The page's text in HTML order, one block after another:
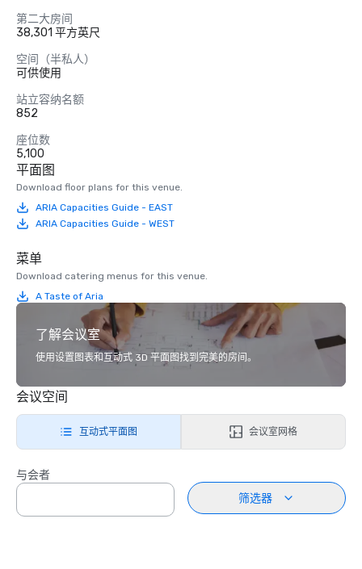
第二大房间
38,301 平方英尺
空间（半私人）
可供使用
站立容纳名额
852
座位数
5,100
平面图
Download floor plans for this venue.
ARIA Capacities Guide - EAST
ARIA Capacities Guide - WEST
菜单
Download catering menus for this venue.
A Taste of Aria
了解会议室
使用设置图表和互动式 3D 平面图找到完美的房间。
会议空间
互动式平面图 会议室网格
与会者
筛选器